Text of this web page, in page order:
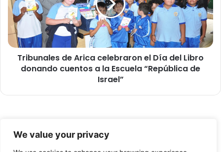
We value your privacy
e
e
a
e
u
l
e
Tribunales de Arica celebraron el Día del Libro
donando cuentos a la Escuela “República de
Israel”